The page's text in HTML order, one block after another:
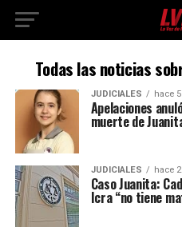
Todas las noticias
JUDICIALES hace
Apelaciones
muerte de
JUDICIALES hace
Caso Juanita:
Icra “no tiene